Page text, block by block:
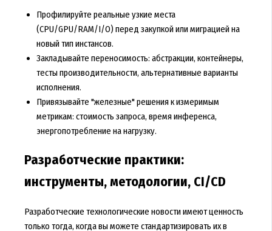
Профилируйте реальные узкие места
(CPU/GPU/RAM/I/O) перед закупкой или миграцией на
новый тип инстансов.
Закладывайте переносимость: абстракции, контейнеры,
тесты производительности, альтернативные варианты
исполнения.
Привязывайте "железные" решения к измеримым
метрикам: стоимость запроса, время инференса,
энергопотребление на нагрузку.
Разработческие практики:
инструменты, методологии, CI/CD
Разработческие технологические новости имеют ценность
только тогда, когда вы можете стандартизировать их в